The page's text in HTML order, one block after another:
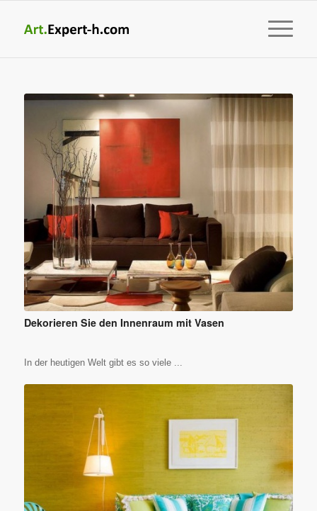
Dekorieren Sie den Innenraum mit Vasen
In der heutigen Welt gibt es so viele ...